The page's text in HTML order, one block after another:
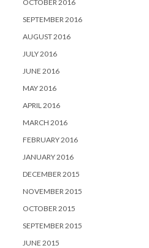
OCTOBER 2016
SEPTEMBER 2016
AUGUST 2016
JULY 2016
JUNE 2016
MAY 2016
APRIL 2016
MARCH 2016
FEBRUARY 2016
JANUARY 2016
DECEMBER 2015
NOVEMBER 2015
OCTOBER 2015
SEPTEMBER 2015
JUNE 2015